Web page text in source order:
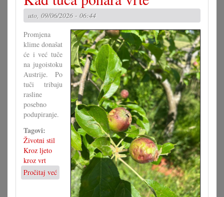
odbija
Europsku
školu
uto, 09/06/2026 - 06:44
Promjena
klime donašat
će i već tuče
na jugoistoku
Austrije. Po
tuči tribaju
rasline
posebno
podupiranje.
Tagovi:
Životni stil
Kroz ljeto
kroz vrt
Pročitaj već
Kad